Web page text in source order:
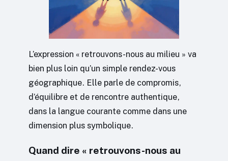
L’expression « retrouvons-nous au milieu » va
bien plus loin qu’un simple rendez-vous
géographique. Elle parle de compromis,
d’équilibre et de rencontre authentique,
dans la langue courante comme dans une
dimension plus symbolique.
Quand dire « retrouvons-nous au